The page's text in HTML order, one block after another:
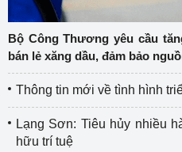
Bộ Công Thương yêu cầu
bán lẻ xăng dầu, đảm bảo
Thông tin mới về tình hình
Lạng Sơn: Tiêu hủy nhiều
hữu trí tuệ